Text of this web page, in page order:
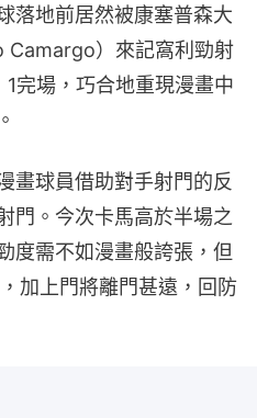
落地前居然被康塞普森大
Camargo）來記窩利勁射
完場，巧合地重現漫畫中
畫球員借助對手射門的反
門。今次卡馬高於半場之
度需不如漫畫般誇張，但
加上門將離門甚遠，回防